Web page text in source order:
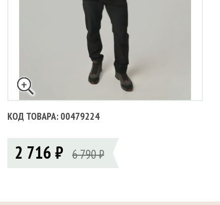
КОД ТОВАРА: 00479224
2 716 ₽ 6 790 ₽